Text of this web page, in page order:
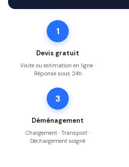
1
Devis gratuit
Visite ou estimation en ligne ·
Réponse sous 24h
3
Déménagement
Chargement · Transport ·
Déchargement soigné